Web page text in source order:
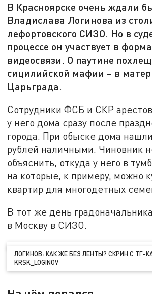
В Красноярске очень ждали
Владислава Логинова из
лефортовского СИЗО. Но в
процессе он участвует в
видеосвязи. О паутине
сицилийской мафии – в
Царьграда.
Сотрудники ФСБ и СКР
у него дома сразу после
города. При обыске дома
рублей наличными. Чиновник
объяснить, откуда у него в
на которые, к примеру, можно
квартир для многодетных
В тот же день
в Москву в СИЗО.
ЛОГИНОВ: КАК ЖЕ БЕЗ ЛЕНТЫ? СКРИН С ТГ-
KRSK_LOGINOV